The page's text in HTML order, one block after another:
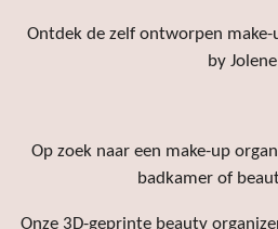
Ontdek de zelf ontworpen
by Jolene
Op zoek naar een make-up
badkamer of
Onze 3D-geprinte beauty